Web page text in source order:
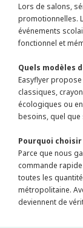
Lors de salons,
promotionnelles.
événements
fonctionnel et
Quels modèles
Easyflyer
classiques,
écologiques ou
besoins, quel
Pourquoi
Parce que nous
commande
toutes les
métropolitaine.
deviennent de